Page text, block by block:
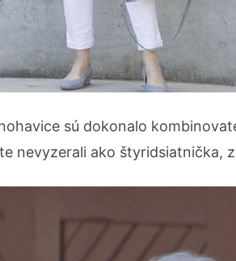
sú dokonalo
nevyzerali ako štyridsiatnička,